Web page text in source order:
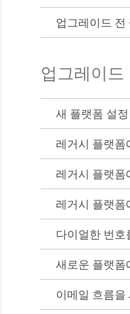
업그레이드 전
업그레이드
새 플랫폼 설정
레거시 플랫폼
레거시 플랫폼
레거시 플랫폼
다이얼한 번호
새로운 플랫폼
이메일 흐름을